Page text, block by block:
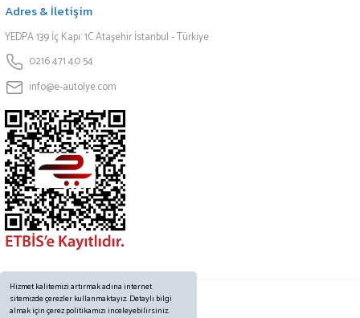
Hizmet kalitemizi artırmak adına internet
sitemizde çerezler kullanmaktayız. Detaylı bilgi
almak için çerez politikamızı inceleyebilirsiniz.
Adres & İletişim
YEDPA 139 İç Kapı: 1C Ataşehir İstanbul - Türkiye
0216 471 40 54
info@e-autolye.com